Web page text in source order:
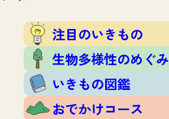
おでかけコース
保全アクション
調査レポートTOP
調査結果
ふくおかいきものマップ
マッチング
マッチングTOP
掲載申し込みフォーム
お問合せ
注目のいきもの
生物多様性のめぐみ
いきもの図鑑
おでかけコース